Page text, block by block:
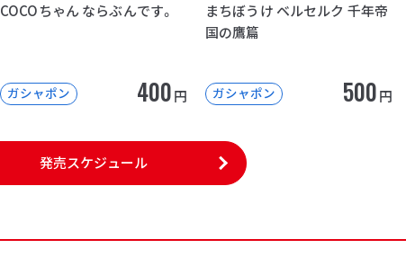
COCOちゃん ならぶんです。
ガシャポン 400円
まちぼうけ ベルセルク 千年帝
国の鷹篇
ガシャポン 500円
発売スケジュール